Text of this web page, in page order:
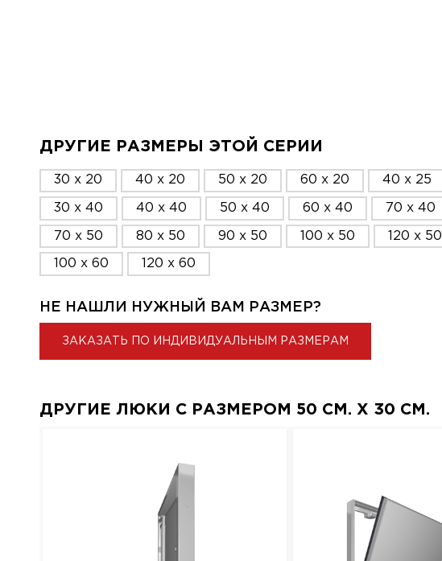
ДРУГИЕ РАЗМЕРЫ ЭТОЙ СЕРИИ
30 x 20 40 x 20 50 x 20 60 x 20 40 x 25
30 x 40 40 x 40 50 x 40 60 x 40 70 x 40
70 x 50 80 x 50 90 x 50 100 x 50 120 x 50
100 x 60 120 x 60
НЕ НАШЛИ НУЖНЫЙ ВАМ РАЗМЕР?
ЗАКАЗАТЬ ПО ИНДИВИДУАЛЬНЫМ РАЗМЕРАМ
ДРУГИЕ ЛЮКИ С РАЗМЕРОМ 50 СМ. X 30 СМ.